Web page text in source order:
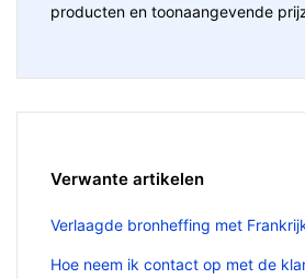
producten en toonaangevende
Verwante artikelen
Verlaagde bronheffing met
Hoe neem ik contact op met de